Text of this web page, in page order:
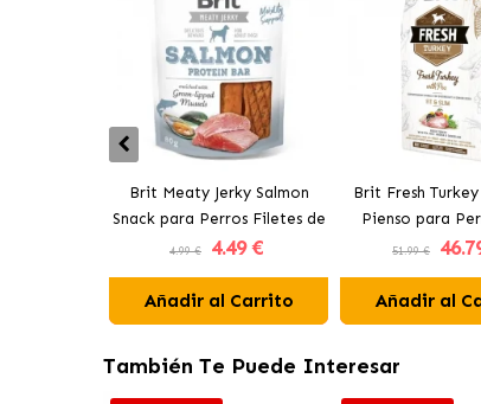
Brit Meaty Jerky Salmon
Snack para Perros Filetes de
Salmón
4.99 € 4.49 €
Añadir al Carrito
Brit Fresh
Pienso para
Sobrepeso
51.99 € 46
Añadir al
También Te Puede Interesar